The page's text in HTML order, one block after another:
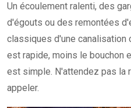
Un écoulement ralenti, des
d'égouts ou des remontées
classiques d'une canalisation
est rapide, moins le bouchon
est simple. N'attendez pas la
appeler.